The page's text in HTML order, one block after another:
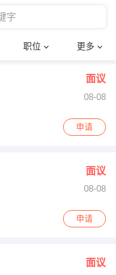
职位 更多
技术员/工程师
面议
08-08
申请
面议
08-08
申请
面议